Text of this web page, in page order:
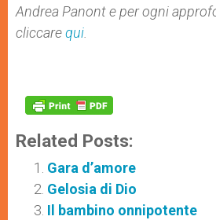
AndreaPanonte per ogni
cliccarequi.
Related Posts:
Gara d’amore
Gelosia di Dio
Il bambino onnipotente